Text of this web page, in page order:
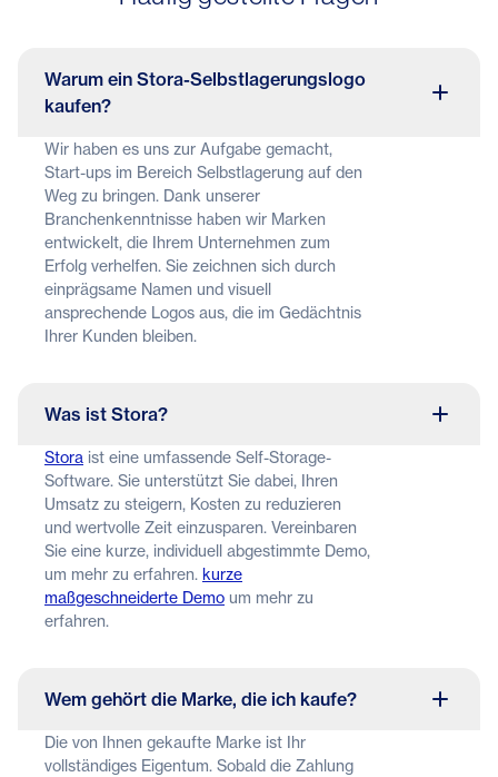
Warum ein Stora-Selbstlagerungslogo
kaufen?
Wir haben es uns zur Aufgabe gemacht,
Start-ups im Bereich Selbstlagerung auf den
Weg zu bringen. Dank unserer
Branchenkenntnisse haben wir Marken
entwickelt, die Ihrem Unternehmen zum
Erfolg verhelfen. Sie zeichnen sich durch
einprägsame Namen und visuell
ansprechende Logos aus, die im Gedächtnis
Ihrer Kunden bleiben.
Was ist Stora?
Stora ist eine umfassende Self-Storage-
Software. Sie unterstützt Sie dabei, Ihren
Umsatz zu steigern, Kosten zu reduzieren
und wertvolle Zeit einzusparen. Vereinbaren
Sie eine kurze, individuell abgestimmte Demo,
um mehr zu erfahren. kurze
maßgeschneiderte Demo um mehr zu
erfahren.
Wem gehört die Marke, die ich kaufe?
Die von Ihnen gekaufte Marke ist Ihr
vollständiges Eigentum. Sobald die Zahlung